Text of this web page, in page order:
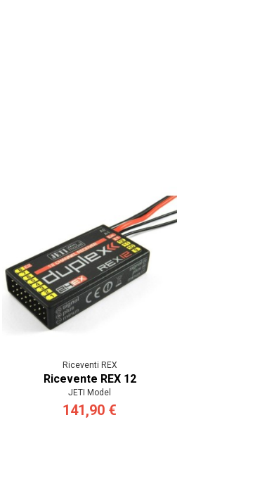
Riceventi REX
Ricevente REX 12
JETI Model
141,90 €